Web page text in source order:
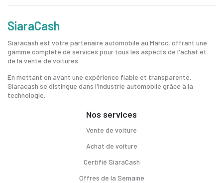
SiaraCash
Siaracash est votre partenaire automobile au Maroc, offrant une
gamme complète de services pour tous les aspects de l'achat et
de la vente de voitures.
En mettant en avant une expérience fiable et transparente,
Siaracash se distingue dans l'industrie automobile grâce à la
technologie.
Nos services
Vente de voiture
Achat de voiture
Certifié SiaraCash
Offres de la Semaine